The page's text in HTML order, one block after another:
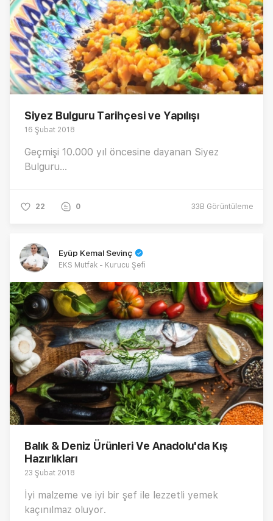
Siyez Bulguru Tarihçesi ve Yapılışı
16 Şubat 2018
Geçmişi 10.000 yıl öncesine dayanan Siyez
Bulguru...
22 0 33B Görüntüleme
Eyüp Kemal Sevinç
EKS Mutfak - Kurucu Şefi
Balık & Deniz Ürünleri Ve Anadolu'da Kış
Hazırlıkları
23 Şubat 2018
İyi malzeme ve iyi bir şef ile lezzetli yemek
kaçınılmaz oluyor.